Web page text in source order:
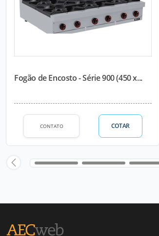
Fogão de Encosto - Série 900 (450 x...
CONTATO COTAR